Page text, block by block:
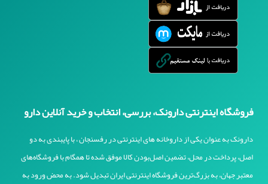
فروشگاه اینترنتی دارونک، بررسی، انتخاب و خرید آنلاین دارو
دارونک به عنوان یکی از داروخانه های اینترنتی در رفسنجان ، با پایبندی به دو
اصل، پرداخت در محل، تضمین اصل‌بودن کالا موفق شده تا همگام با فروشگاه‌های
معتبر جهان، به بزرگ‌ترین فروشگاه اینترنتی ایران تبدیل شود. به محض ورود به